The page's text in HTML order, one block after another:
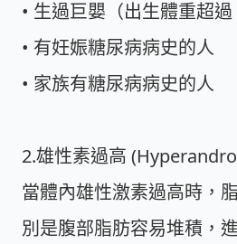
• 生過巨嬰（出生體重超
• 有妊娠糖尿病病史的人
• 家族有糖尿病病史的人
2.雄性素過高
當體內雄性激素過高時，
別是腹部脂肪容易堆積，